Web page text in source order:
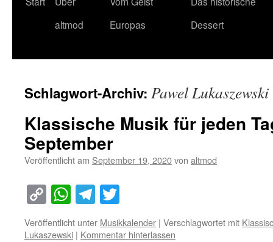
altmod
Europas
Dessert
Schlagwort-Archiv: Pawel Lukaszewski
Klassische Musik für jeden
September
Veröffentlicht am September 19, 2020von altmod
Copy
Link
WhatsApp
Telegram
Veröffentlicht unter Musikkalender | Verschlagwortet mit
Lukaszewski | Kommentar hinterlassen